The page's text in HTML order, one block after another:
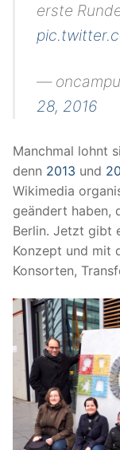
erste
—
28, 2016
Manchmal lohnt
denn 2013 und
Wikimedia
geändert haben,
Berlin. Jetzt gibt
Konzept und mit
Konsorten,